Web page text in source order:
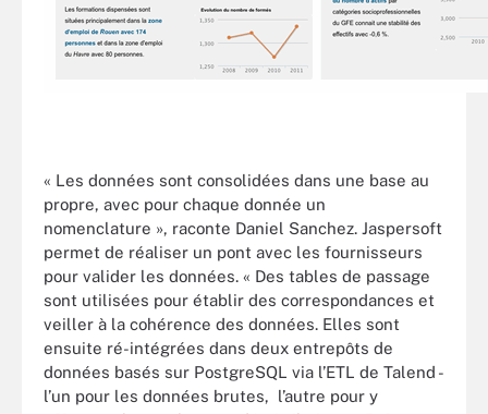
« Les données sont consolidées dans une base au
propre, avec pour chaque donnée un
nomenclature », raconte Daniel Sanchez. Jaspersoft
permet de réaliser un pont avec les fournisseurs
pour valider les données. « Des tables de passage
sont utilisées pour établir des correspondances et
veiller à la cohérence des données. Elles sont
ensuite ré-intégrées dans deux entrepôts de
données basés sur PostgreSQL via l’ETL de Talend -
l’un pour les données brutes, l’autre pour y